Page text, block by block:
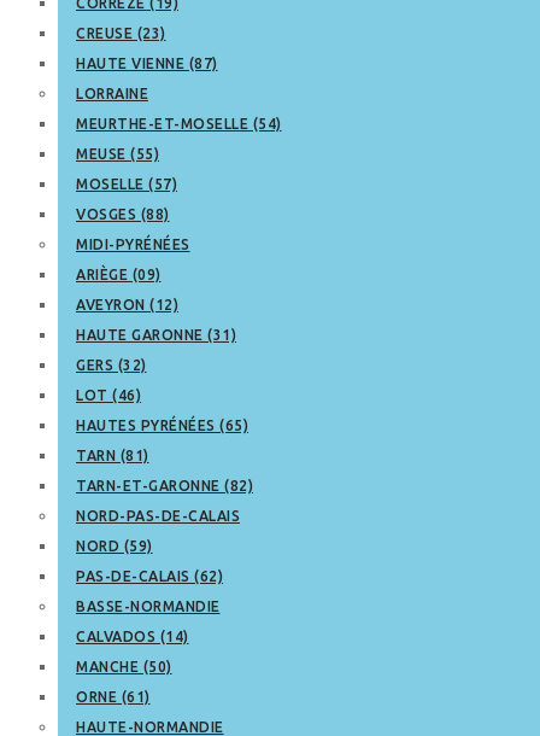
CREUSE (23)
HAUTE VIENNE (87)
LORRAINE
MEURTHE-ET-MOSELLE (54)
MEUSE (55)
MOSELLE (57)
VOSGES (88)
MIDI-PYRÉNÉES
ARIÈGE (09)
AVEYRON (12)
HAUTE GARONNE (31)
GERS (32)
LOT (46)
HAUTES PYRÉNÉES (65)
TARN (81)
TARN-ET-GARONNE (82)
NORD-PAS-DE-CALAIS
NORD (59)
PAS-DE-CALAIS (62)
BASSE-NORMANDIE
CALVADOS (14)
MANCHE (50)
ORNE (61)
HAUTE-NORMANDIE